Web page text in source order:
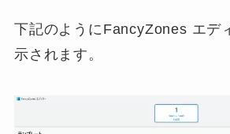
下記のようにFancyZones エデ
示されます。